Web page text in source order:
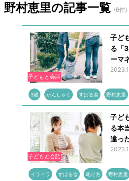
野村恵里の記事一覧 (6件)
子どもと会話
子ど
る「
ーマ
3歳 かんしゃく すばる舎 野村恵里
子どもと会話
子ど
る本
違っ
イライラ すばる舎 叱り方 野村恵里